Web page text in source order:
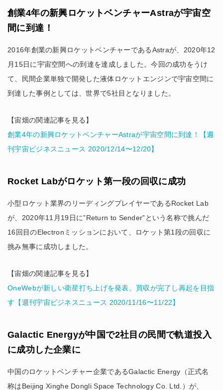
創業4年の新興ロケットベンチャーAstraが宇宙空
間に到達！
2016年創業の新興ロケットベンチャーであるAstraが、2020年12
月15日に宇宙空間への到達を達成しました。今回の成功をうけ
て、民間企業単独で開発した液体ロケットエンジンで宇宙空間に
到達した事例としては、世界で5社目となりました。
【宙畑の関連記事を見る】
創業4年の新興ロケットベンチャーAstraが宇宙空間に到達！【週
刊宇宙ビジネスニュース 2020/12/14〜12/20】
Rocket Labがロケット第一段の回収に成功
小型ロケット業界のリーディングプレイヤーであるRocket Lab
が、2020年11月19日に”Return to Sender”という名称で挑んだ
16回目のElectronミッションにおいて、ロケット第1段の回収に
挑み無事に成功しました。
【宙畑の関連記事を見る】
OneWebが新しい衛星打ち上げを発表。買収が完了し再起を目指
す【週刊宇宙ビジネスニュース 2020/11/16〜11/22】
Galactic Energyが中国で2社目の民間で軌道投入
に成功した企業に
中国のロケットベンチャー企業であるGalactic Energy（正式名
称はBeijing Xinghe Dongli Space Technology Co. Ltd.）が、